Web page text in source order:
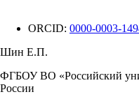
ORCID: 0000-0003-
Шин Е.П.
ФГБОУ ВО «Российский
России